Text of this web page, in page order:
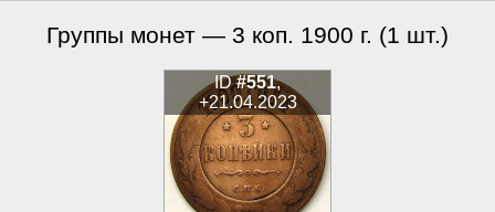
Группы монет — 3 коп. 1900 г. (1 шт.)
ID#551,
+21.04.2023